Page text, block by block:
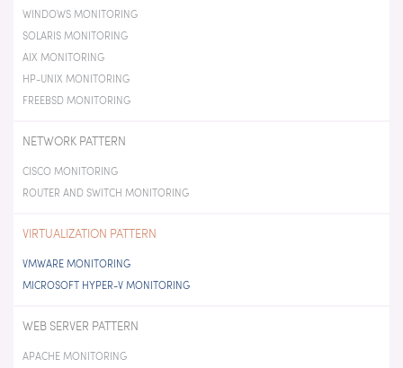
WINDOWS MONITORING
SOLARIS MONITORING
AIX MONITORING
HP-UNIX MONITORING
FREEBSD MONITORING
NETWORK PATTERN
CISCO MONITORING
ROUTER AND SWITCH MONITORING
VIRTUALIZATION PATTERN
VMWARE MONITORING
MICROSOFT HYPER-V MONITORING
WEB SERVER PATTERN
APACHE MONITORING